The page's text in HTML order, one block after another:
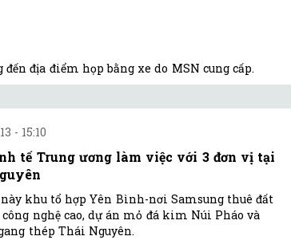
địa điểm họp bằng xe do MSN cung cấp.
- 15:10
tế Trung ương làm việc với 3 đơn vị tại
khu tổ hợp Yên Bình-nơi Samsung thuê đất
nghệ cao, dự án mỏ đá kim Núi Pháo và
thép Thái Nguyên.